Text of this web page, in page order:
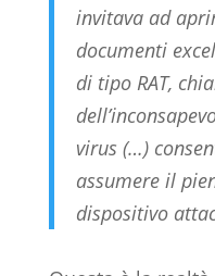
invitava ad
documenti
di tipo RAT,
virus (…)
assumere il
dispositivo